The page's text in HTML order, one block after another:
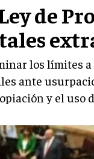
de
los límites
ante
y el uso